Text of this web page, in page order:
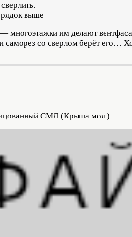
выше
многоэтажки им делают
саморез со сверлом берёт его…
СМЛ (Крыша моя )